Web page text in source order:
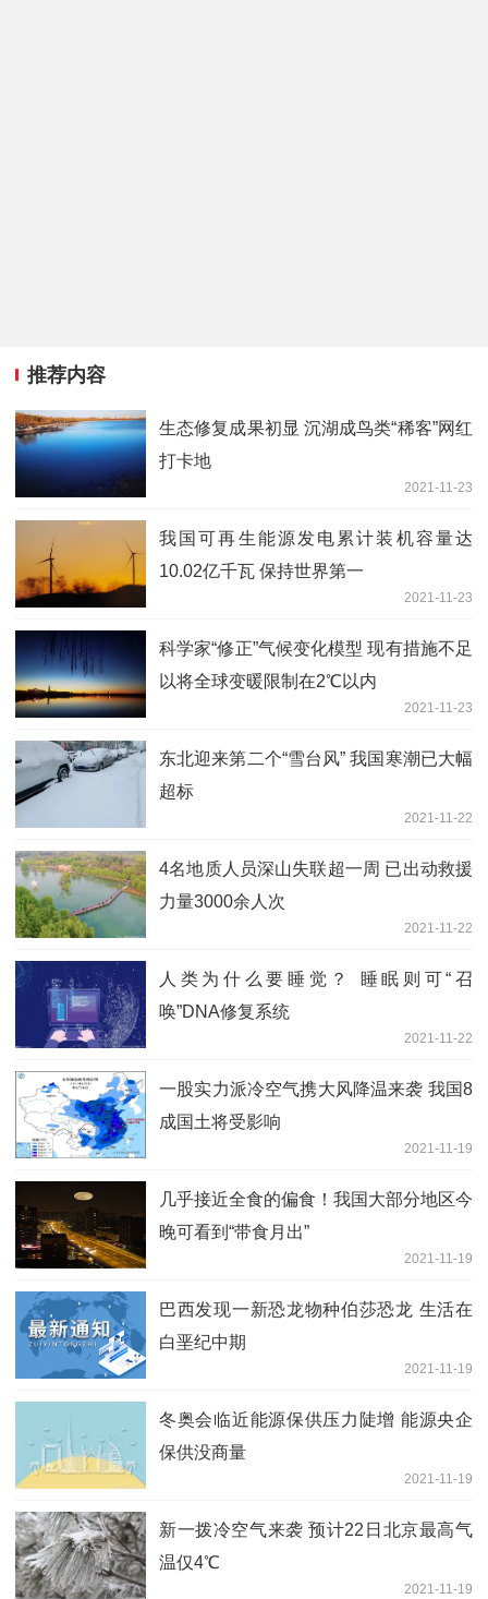
推荐内容
生态修复成果初显 沉湖成鸟类“稀客”网红
打卡地
2021-11-23
我国可再生能源发电累计装机容量达
10.02亿千瓦 保持世界第一
2021-11-23
科学家“修正”气候变化模型 现有措施不足
以将全球变暖限制在2℃以内
2021-11-23
东北迎来第二个“雪台风” 我国寒潮已大幅
超标
2021-11-22
4名地质人员深山失联超一周 已出动救援
力量3000余人次
2021-11-22
人类为什么要睡觉？ 睡眠则可“召
唤”DNA修复系统
2021-11-22
一股实力派冷空气携大风降温来袭 我国8
成国土将受影响
2021-11-19
几乎接近全食的偏食！我国大部分地区今
晚可看到“带食月出”
2021-11-19
巴西发现一新恐龙物种伯莎恐龙 生活在
白垩纪中期
2021-11-19
冬奥会临近能源保供压力陡增 能源央企
保供没商量
2021-11-19
新一拨冷空气来袭 预计22日北京最高气
温仅4℃
2021-11-19